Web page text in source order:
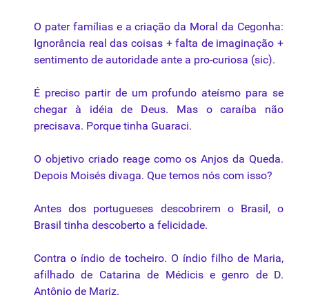
O pater famílias e a criação da Moral da Cegonha:
Ignorância real das coisas + falta de imaginação +
sentimento de autoridade ante a pro-curiosa (sic).
É preciso partir de um profundo ateísmo para se
chegar à idéia de Deus. Mas o caraíba não
precisava. Porque tinha Guaraci.
O objetivo criado reage como os Anjos da Queda.
Depois Moisés divaga. Que temos nós com isso?
Antes dos portugueses descobrirem o Brasil, o
Brasil tinha descoberto a felicidade.
Contra o índio de tocheiro. O índio filho de Maria,
afilhado de Catarina de Médicis e genro de D.
Antônio de Mariz.